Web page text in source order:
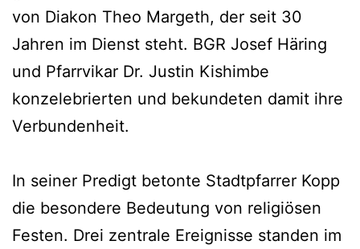
von Diakon Theo Margeth, der seit 30
Jahren im Dienst steht. BGR Josef Häring
und Pfarrvikar Dr. Justin Kishimbe
konzelebrierten und bekundeten damit ihre
Verbundenheit.
In seiner Predigt betonte Stadtpfarrer Kopp
die besondere Bedeutung von religiösen
Festen. Drei zentrale Ereignisse standen im